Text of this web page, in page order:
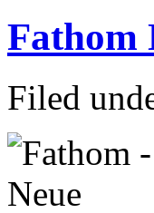
Fathom
Filed